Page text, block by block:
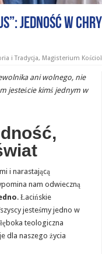
Jedność w
i Tradycja, Magisterium
ani wolnego, nie
jesteście kimś jednym w
i narastającą
nam odwieczną
. Łacińskie
jesteśmy jedno w
teologiczna
dla naszego życia